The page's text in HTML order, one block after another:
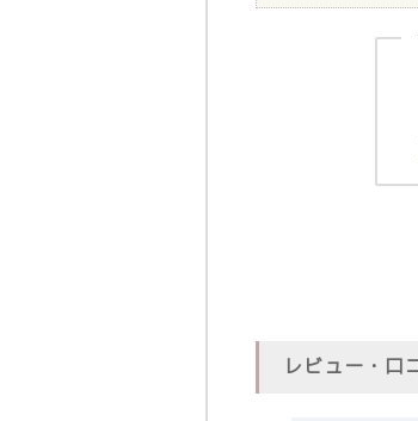
レビュー・口